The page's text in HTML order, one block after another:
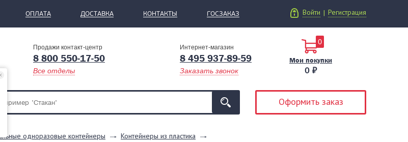
ОПЛАТА ДОСТАВКА КОНТАКТЫ ГОСЗАКАЗ Войти | Регистрация
Продажи контакт-центр
8 800 550-17-50
Все отделы
Интернет-магазин
8 495 937-89-59
Заказать звонок
0
Мои покупки
0 ₽
Оформить заказ
одноразовые контейнеры
Контейнеры из пластика